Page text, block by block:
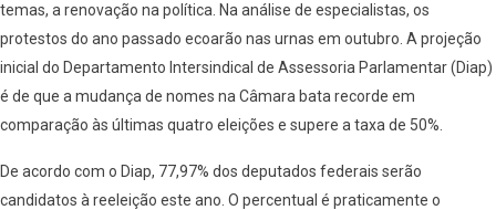
temas, a renovação na política. Na análise de especialistas, os
protestos do ano passado ecoarão nas urnas em outubro. A projeção
inicial do Departamento Intersindical de Assessoria Parlamentar (Diap)
é de que a mudança de nomes na Câmara bata recorde em
comparação às últimas quatro eleições e supere a taxa de 50%.
De acordo com o Diap, 77,97% dos deputados federais serão
candidatos à reeleição este ano. O percentual é praticamente o